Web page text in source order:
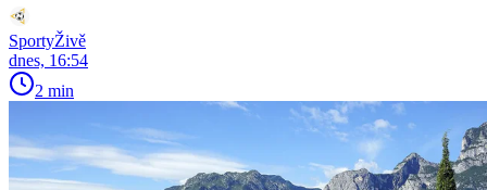
SportyŽivě
dnes, 16:54
2 min